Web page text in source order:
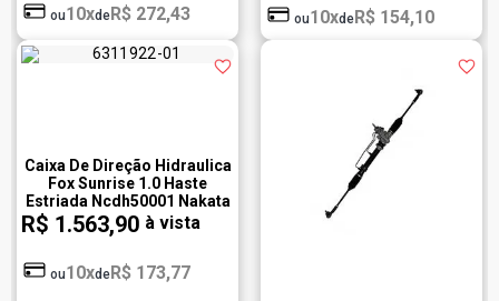
ou10xdeR$ 272,43 ou10xdeR$ 154,10
Caixa De Direção Hidraulica
Fox Sunrise 1.0 Haste
Estriada Ncdh50001 Nakata
R$ 1.563,90 à vista
ou10xdeR$ 173,77